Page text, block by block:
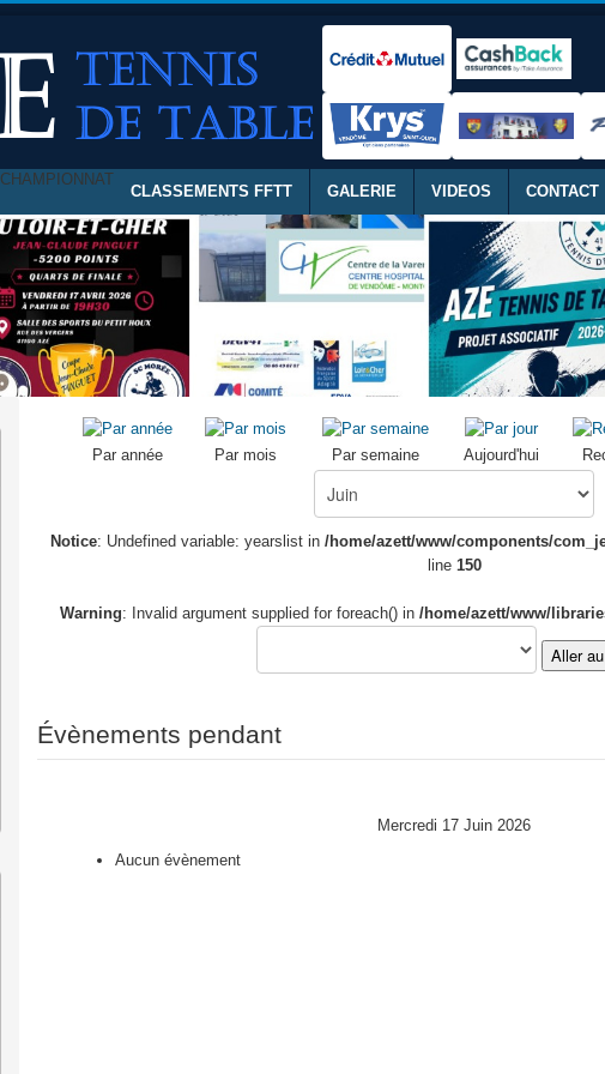
CHAMPIONNAT
CLASSEMENTS FFTT GALERIE VIDEOS CONTACT
Par année Par mois Par semaine Aujourd'hui
Notice: Undefined variable: yearslist in /home/azett/www/components/
line 150
Warning: Invalid argument supplied for foreach() in/home/azett/www/
Aller
Évènements pendant
Mercredi 17 Juin 2026
Aucun évènement